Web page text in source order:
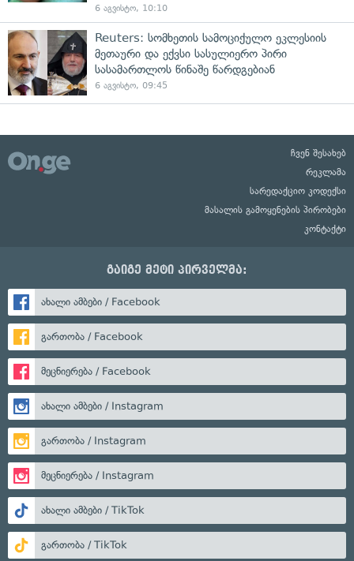
6 აგვისტო, 10:10
Reuters: სომხეთის სამოციქულო ეკლესიის
მეთაური და ექვსი სასულიერო პირი
სასამართლოს წინაშე წარდგებიან
6 აგვისტო, 09:45
ჩვენ შესახებ
რეკლამა
სარედაქციო კოდექსი
მასალის გამოყენების პირობები
კონტაქტი
გაიგე მეტი პირველმა:
ახალი ამბები / Facebook
გართობა / Facebook
მეცნიერება / Facebook
ახალი ამბები / Instagram
გართობა / Instagram
მეცნიერება / Instagram
ახალი ამბები / TikTok
გართობა / TikTok